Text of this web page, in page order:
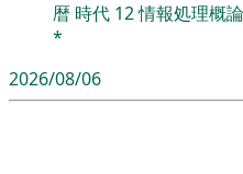
暦 時代 12情報処理概論
*
2026/08/06